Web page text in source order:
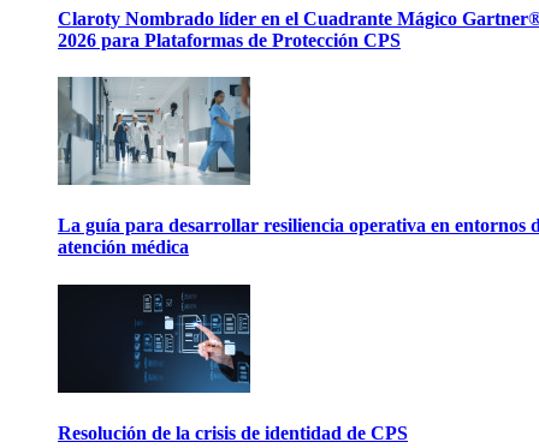
Claroty Nombrado líder en el Cuadrante Mágico
2026 para Plataformas de Protección CPS
La guía para desarrollar resiliencia operativa en entornos
atención médica
Resolución de la crisis de identidad de CPS